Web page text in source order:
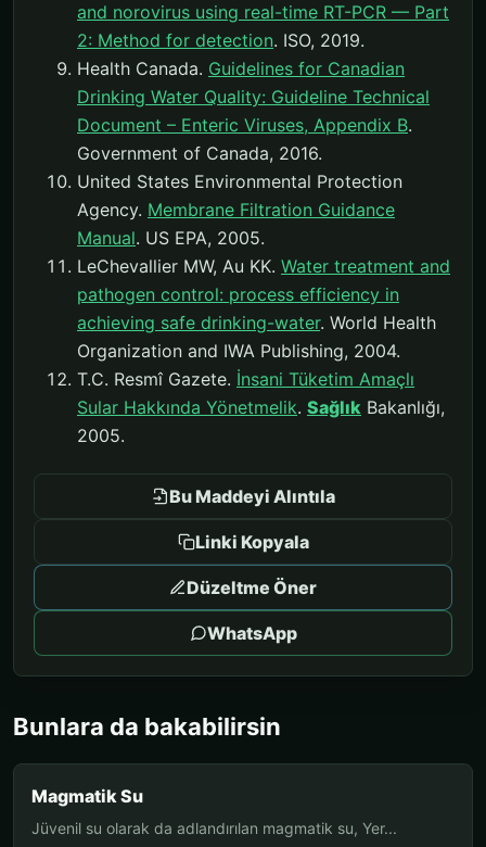
and norovirus using real-time RT-PCR — Part
2: Method for detection. ISO, 2019.
Health Canada. Guidelines for Canadian
Drinking Water Quality: Guideline Technical
Document – Enteric Viruses, Appendix B.
Government of Canada, 2016.
United States Environmental Protection
Agency. Membrane Filtration Guidance
Manual. US EPA, 2005.
LeChevallier MW, Au KK. Water treatment and
pathogen control: process efficiency in
achieving safe drinking-water. World Health
Organization and IWA Publishing, 2004.
T.C. Resmî Gazete. İnsani Tüketim Amaçlı
Sular Hakkında Yönetmelik. Sağlık Bakanlığı,
2005.
Bu Maddeyi Alıntıla
Linki Kopyala
Düzeltme Öner
WhatsApp
Bunlara da bakabilirsin
Magmatik Su
Jüvenil su olarak da adlandırılan magmatik su, Yer...